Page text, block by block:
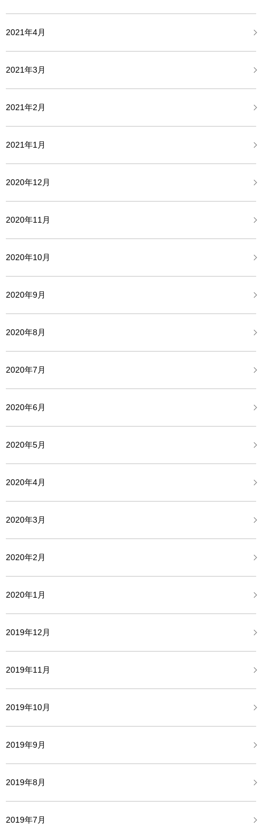
2021年4月
2021年3月
2021年2月
2021年1月
2020年12月
2020年11月
2020年10月
2020年9月
2020年8月
2020年7月
2020年6月
2020年5月
2020年4月
2020年3月
2020年2月
2020年1月
2019年12月
2019年11月
2019年10月
2019年9月
2019年8月
2019年7月